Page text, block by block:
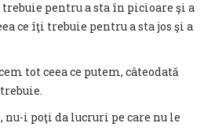
trebuie pentru a sta în picioare şi a
ce îţi trebuie pentru a sta jos şi a
tot ceea ce putem, câteodată
i poţi da lucruri pe care nu le